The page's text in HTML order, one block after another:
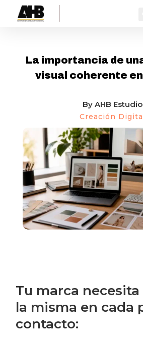
La importancia de
visual coherente
ByAHB Estudio
Creación
Tu marca
la misma en cada
contacto: